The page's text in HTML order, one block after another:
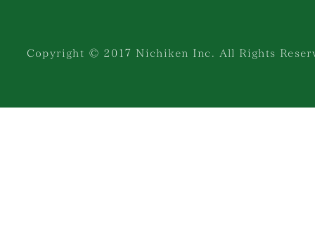
Copyright © 201７ Nichiken Inc. All Rights